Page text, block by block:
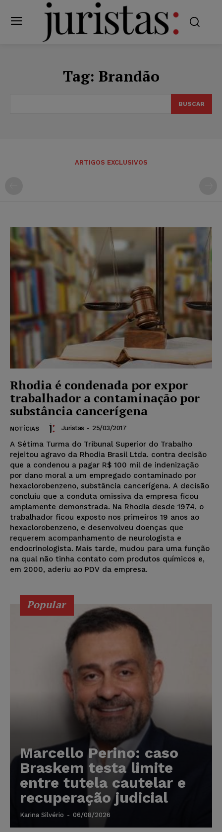
Tag: Brandão
BUSCAR
ARTIGOS EXCLUSIVOS
Rhodia é condenada por expor
trabalhador a contaminação por
substância cancerígena
NOTÍCIAS Juristas - 25/03/2017
A Sétima Turma do Tribunal Superior do Trabalho
rejeitou agravo da Rhodia Brasil Ltda. contra decisão
que a condenou a pagar R$ 100 mil de indenização
por dano moral a um empregado contaminado por
hexaclorobenzeno, substância cancerígena. A decisão
concluiu que a conduta omissiva da empresa ficou
amplamente demonstrada. Na Rhodia desde 1974, o
trabalhador ficou exposto nos primeiros 19 anos ao
hexaclorobenzeno, e desenvolveu doenças que
requerem acompanhamento de neurologista e
endocrinologista. Mais tarde, mudou para uma função
na qual não tinha contato com produtos químicos e,
em 2000, aderiu ao PDV da empresa.
Popular
Marcello Perino: caso
Braskem testa limite
entre tutela cautelar e
recuperação judicial
Karina Silvério - 06/08/2026